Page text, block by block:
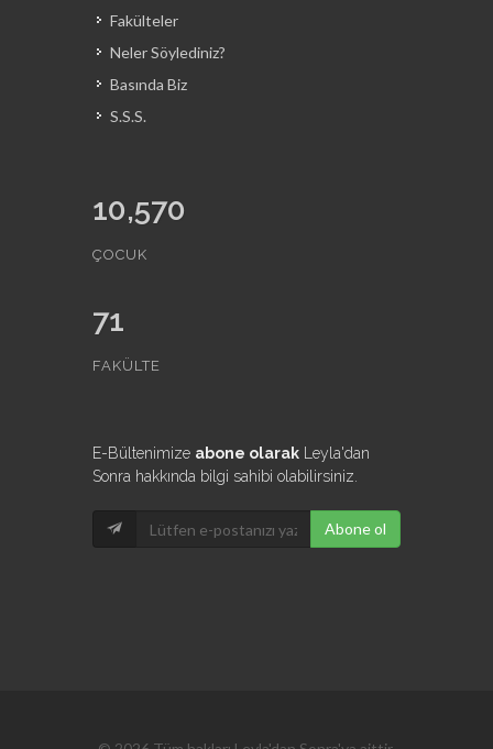
Fakülteler
Neler Söylediniz?
Basında Biz
S.S.S.
10,570
ÇOCUK
71
FAKÜLTE
E-Bültenimize abone olarak Leyla'dan
Sonra hakkında bilgi sahibi olabilirsiniz.
Abone ol